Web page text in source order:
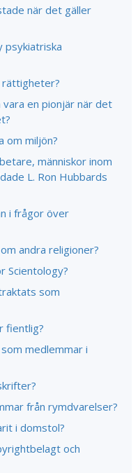
när det gäller
psykiatriska
rättigheter?
en pionjär när det
om miljön?
människor inom
L. Ron Hubbards
i frågor över
andra religioner?
Scientology?
som
fientlig?
medlemmar i
från rymdvarelser?
i domstol?
och